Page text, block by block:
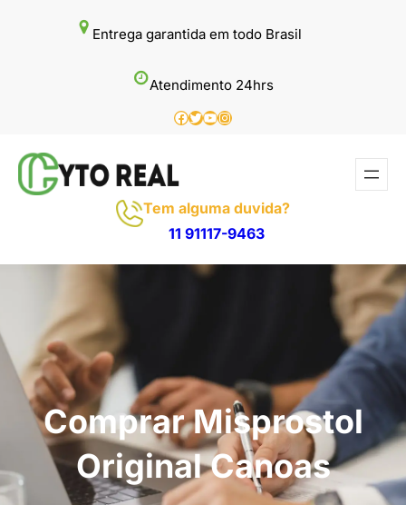
Entrega garantida em todo Brasil
Atendimento 24hrs
Facebook
Twitter
Youtube
Instagram
Tem alguma duvida?
11 91117-9463
Comprar Misprostol
Original Canoas